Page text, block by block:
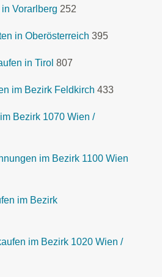
Vorarlberg 252
in Oberösterreich 395
in Tirol 807
im Bezirk Feldkirch 433
Bezirk 1070 Wien /
im Bezirk 1100 Wien
im Bezirk
im Bezirk 1020 Wien /